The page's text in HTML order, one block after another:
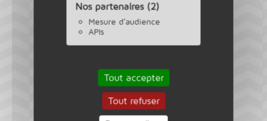
Nos partenaires (2)
Mesure d'audience
APIs
Tout accepter
Tout refuser